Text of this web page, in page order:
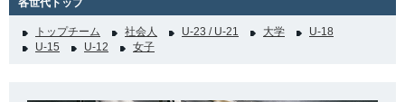
各世代トップ
トップチーム 社会人 U-23 / U-21 大学
U-18
U-15
U-12 女子